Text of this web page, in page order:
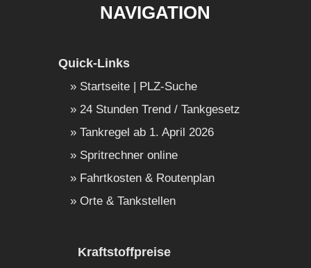
NAVIGATION
Quick-Links
Startseite | PLZ-Suche
24 Stunden Trend / Tankgesetz
Tankregel ab 1. April 2026
Spritrechner online
Fahrtkosten & Routenplan
Orte & Tankstellen
Kraftstoffpreise